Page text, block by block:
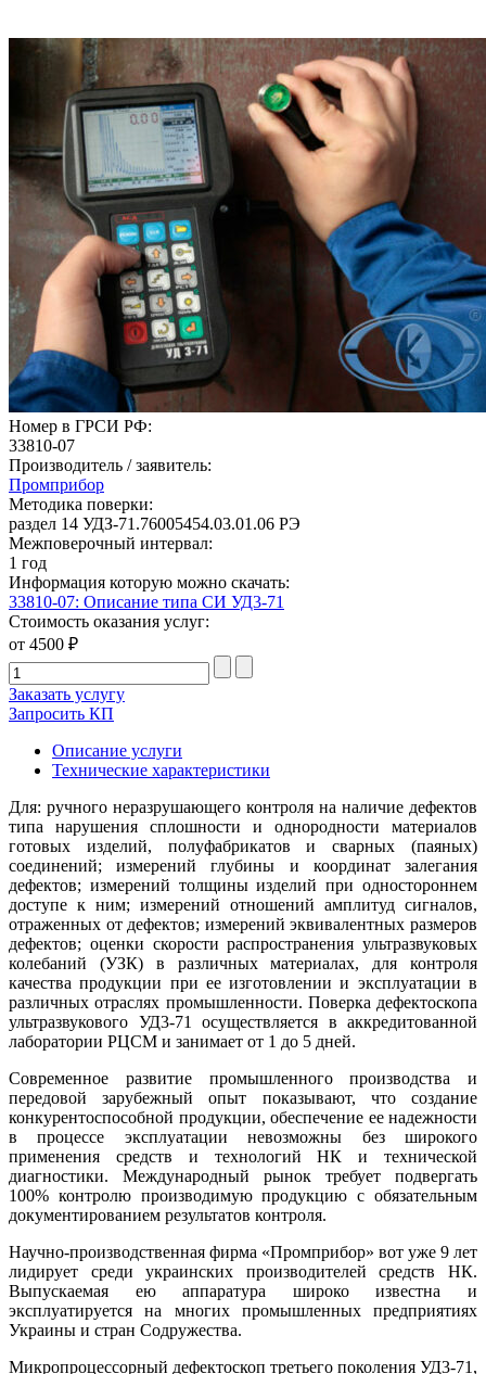
Номер в ГРСИ РФ:
33810-07
Производитель / заявитель:
Промприбор
Методика поверки:
раздел 14 УДЗ-71.76005454.03.01.06 РЭ
Межповерочный интервал:
1 год
Информация которую можно скачать:
33810-07: Описание типа СИ УД3-71
Стоимость оказания услуг:
от 4500 ₽
Заказать услугу
Запросить КП
Описание услуги
Технические характеристики
Для: ручного неразрушающего контроля на наличие дефектов
типа нарушения сплошности и однородности материалов
готовых изделий, полуфабрикатов и сварных (паяных)
соединений; измерений глубины и координат залегания
дефектов; измерений толщины изделий при одностороннем
доступе к ним; измерений отношений амплитуд сигналов,
отраженных от дефектов; измерений эквивалентных размеров
дефектов; оценки скорости распространения ультразвуковых
колебаний (УЗК) в различных материалах, для контроля
качества продукции при ее изготовлении и эксплуатации в
различных отраслях промышленности. Поверка дефектоскопа
ультразвукового УД3-71
осуществляется в аккредитованной
лаборатории РЦСМ и занимает от 1 до 5 дней.
Современное развитие промышленного производства и
передовой зарубежный опыт показывают, что создание
конкурентоспособной продукции, обеспечение ее надежности
в процессе эксплуатации невозможны без широкого
применения средств и технологий НК и технической
диагностики. Международный рынок требует подвергать
100% контролю производимую продукцию с обязательным
документированием результатов контроля.
Научно-производственная фирма «Промприбор» вот уже 9 лет
лидирует среди украинских производителей средств НК.
Выпускаемая ею аппаратура широко известна и
эксплуатируется на многих промышленных предприятиях
Украины и стран Содружества.
Микропроцессорный дефектоскоп третьего поколения УД3-71,